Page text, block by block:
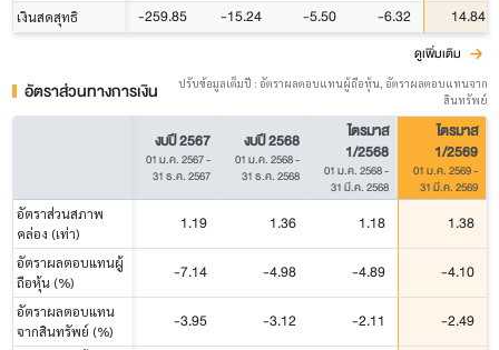
เงินสดสุทธิ -259.85 -15.24 -5.50 -6.32 14.84
ดูเพิ่มเติม
อัตราส่วนทางการเงิน
ปรับข้อมูลเต็มปี : อัตราผลตอบแทนผู้ถือหุ้น, อัตราผลตอบแทนจาก
สินทรัพย์
งบปี 2567
01 ม.ค. 2567-
31 ธ.ค. 2567
งบปี 2568
01 ม.ค. 2568-
31 ธ.ค. 2568
ไตรมาส
1/2568
01 ม.ค. 2568-
31 มี.ค. 2568
ไตรมาส
1/2569
01 ม.ค. 2569-
31 มี.ค. 2569
อัตราส่วนสภาพ
คล่อง (เท่า)
1.19 1.36 1.18 1.38
อัตราผลตอบแทนผู้
ถือหุ้น (%)
-7.14 -4.98 -4.89 -4.10
อัตราผลตอบแทน
จากสินทรัพย์ (%)
-3.95 -3.12 -2.11 -2.49